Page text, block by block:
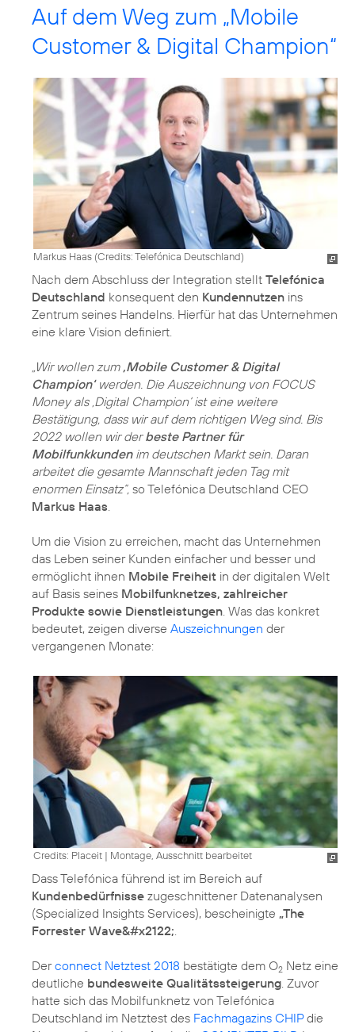
Auf dem Weg zum „Mobile
Customer & Digital Champion“
Markus Haas (Credits: Telefónica Deutschland)
Nach dem Abschluss der Integration stellt Telefónica
Deutschland konsequent den Kundennutzen ins
Zentrum seines Handelns. Hierfür hat das Unternehmen
eine klare Vision definiert.
„Wir wollen zum ‚Mobile Customer & Digital
Champion‘werden. Die Auszeichnung von FOCUS
Money als ‚Digital Champion‘ ist eine weitere
Bestätigung, dass wir auf dem richtigen Weg sind. Bis
2022 wollen wir derbeste Partner für
Mobilfunkkundenim deutschen Markt sein. Daran
arbeitet die gesamte Mannschaft jeden Tag mit
enormen Einsatz“, so Telefónica Deutschland CEO
Markus Haas.
Um die Vision zu erreichen, macht das Unternehmen
das Leben seiner Kunden einfacher und besser und
ermöglicht ihnen Mobile Freiheit in der digitalen Welt
auf Basis seines Mobilfunknetzes, zahlreicher
Produkte sowie Dienstleistungen. Was das konkret
bedeutet, zeigen diverse Auszeichnungen der
vergangenen Monate:
Credits: Placeit | Montage, Ausschnitt bearbeitet
Dass Telefónica führend ist im Bereich auf
Kundenbedürfnisse zugeschnittener Datenanalysen
(Specialized Insights Services), bescheinigte „The
Forrester Wave&#x2122;
Derconnect Netztest 2018 bestätigte dem O2 Netz eine
deutliche bundesweite Qualitätssteigerung . Zuvor
hatte sich das Mobilfunknetz von Telefónica
Deutschland im Netztest des Fachmagazins CHIPdie